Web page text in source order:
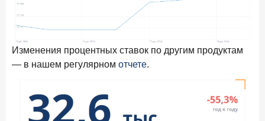
Изменения процентных ставок по другим продуктам
— в нашем регулярном отчете.